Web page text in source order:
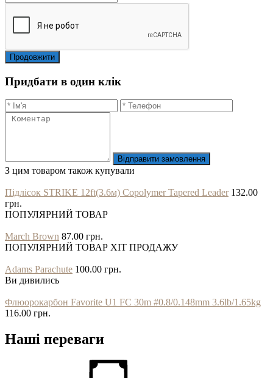
Продовжити
Придбати в один клік
Відправити замовлення
З цим товаром також купували
Підлісок STRIKE 12ft(3.6м) Copolymer Tapered Leader 132.00
грн.
ПОПУЛЯРНИЙ ТОВАР
March Brown 87.00 грн.
ПОПУЛЯРНИЙ ТОВАР ХІТ ПРОДАЖУ
Adams Parachute 100.00 грн.
Ви дивились
Флюорокарбон Favorite U1 FC 30m #0.8/0.148mm 3.6lb/1.65kg
116.00 грн.
Наші переваги